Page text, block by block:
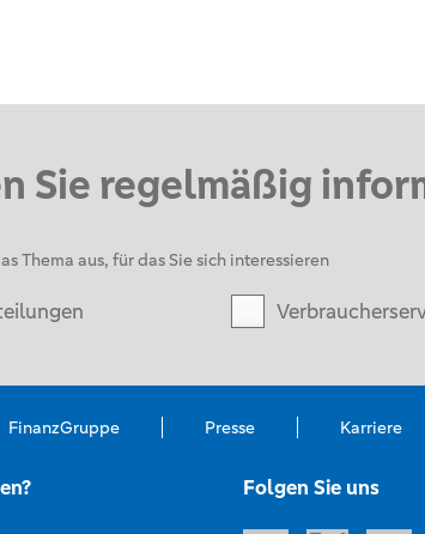
Sie regelmäßig
Thema aus, für das Sie sich interessieren
FinanzGruppe Presse Karriere
Folgen Sie uns